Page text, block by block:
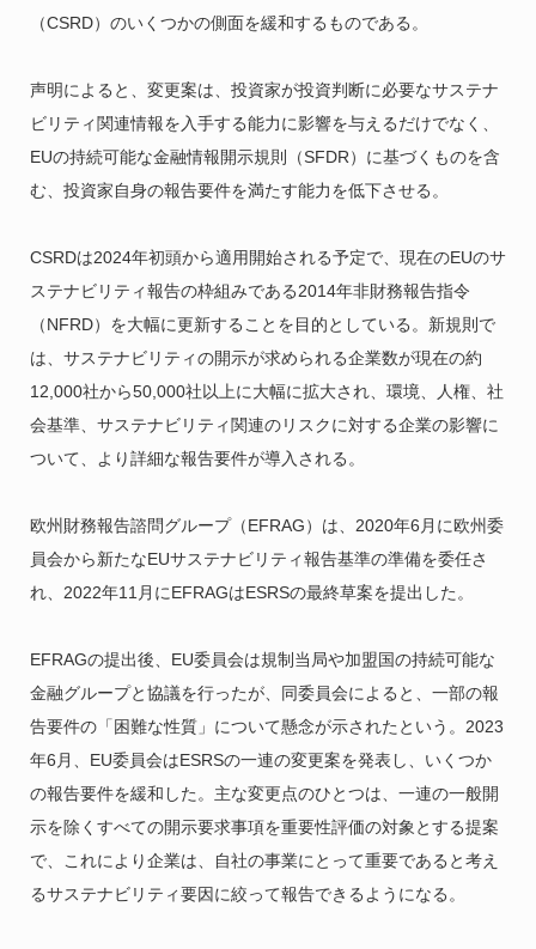
（CSRD）のいくつかの側面を緩和するものである。
声明によると、変更案は、投資家が投資判断に必要なサステナ
ビリティ関連情報を入手する能力に影響を与えるだけでなく、
EUの持続可能な金融情報開示規則（SFDR）に基づくものを含
む、投資家自身の報告要件を満たす能力を低下させる。
CSRDは2024年初頭から適用開始される予定で、現在のEUのサ
ステナビリティ報告の枠組みである2014年非財務報告指令
（NFRD）を大幅に更新することを目的としている。新規則で
は、サステナビリティの開示が求められる企業数が現在の約
12,000社から50,000社以上に大幅に拡大され、環境、人権、社
会基準、サステナビリティ関連のリスクに対する企業の影響に
ついて、より詳細な報告要件が導入される。
欧州財務報告諮問グループ（EFRAG）は、2020年6月に欧州委
員会から新たなEUサステナビリティ報告基準の準備を委任さ
れ、2022年11月にEFRAGはESRSの最終草案を提出した。
EFRAGの提出後、EU委員会は規制当局や加盟国の持続可能な
金融グループと協議を行ったが、同委員会によると、一部の報
告要件の「困難な性質」について懸念が示されたという。2023
年6月、EU委員会はESRSの一連の変更案を発表し、いくつか
の報告要件を緩和した。主な変更点のひとつは、一連の一般開
示を除くすべての開示要求事項を重要性評価の対象とする提案
で、これにより企業は、自社の事業にとって重要であると考え
るサステナビリティ要因に絞って報告できるようになる。